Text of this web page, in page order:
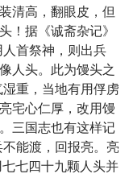
清高，翻眼皮，但
！据《诚斋杂记》
首祭神，则出兵
人头。此为馒头之
重，当地有用俘虏
宅心仁厚，改用馒
三国志也有这样记
能渡，回报亮。亮
七四十九颗人头并